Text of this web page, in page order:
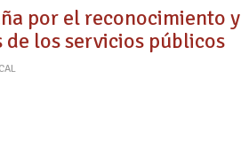
por el reconocimiento y
los servicios públicos